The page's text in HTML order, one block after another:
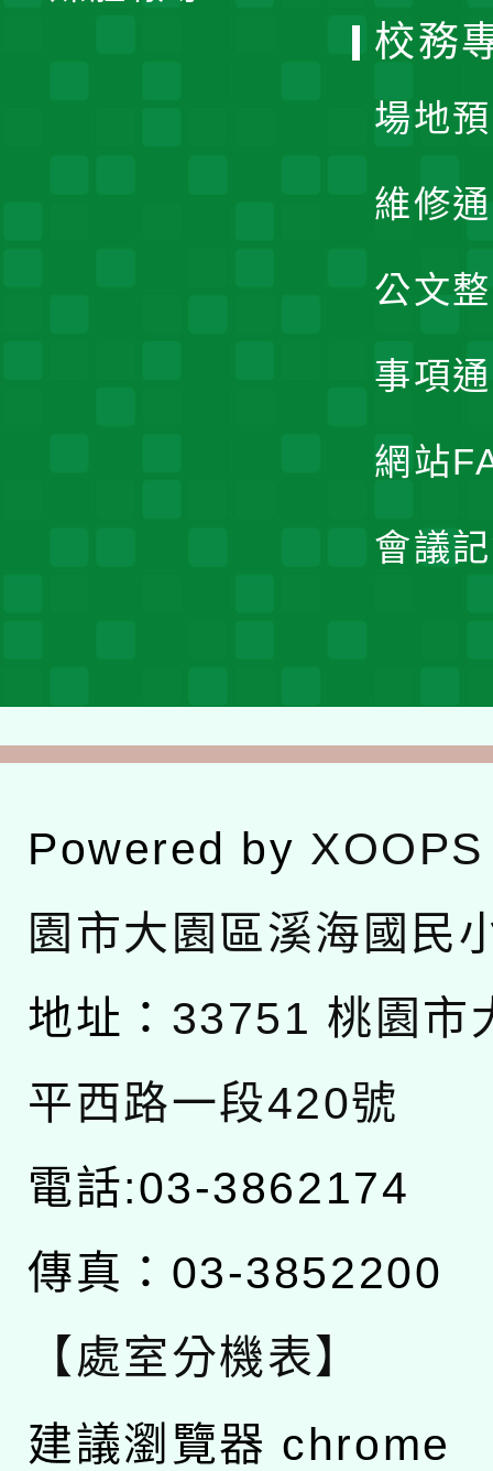
校務
場地
維修
公文
事項
網站
會議
Powered by XOOPS
園市大園區溪海國民
地址： 33751 桃園市
平西路一段420號
電話:03-3862174
傳真：03-3852200
【處室分機表】
建議瀏覽器 chrome